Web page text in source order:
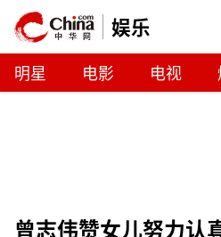
娱乐
明星 电影 电视
曾志伟赞女儿努力认